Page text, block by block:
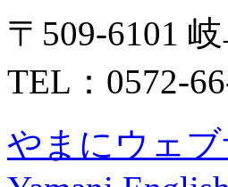
〒509-6101
TEL：0572-
やまにウェブ